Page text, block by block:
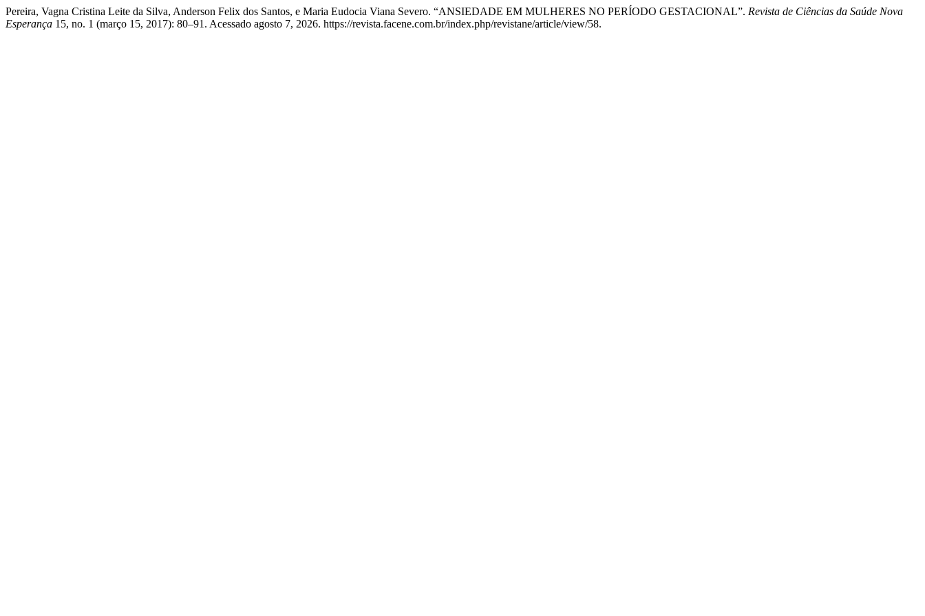
Pereira, Vagna Cristina Leite da Silva, Anderson Felix dos Santos, e Maria Eudocia Viana Severo. “ANSIEDADE EM MULHERES NO PERÍODO GESTACIONAL”. Revista de Ciências da Saúde Nova
Esperança 15, no. 1 (março 15, 2017): 80–91. Acessado agosto 7, 2026. https://revista.facene.com.br/index.php/revistane/article/view/58.